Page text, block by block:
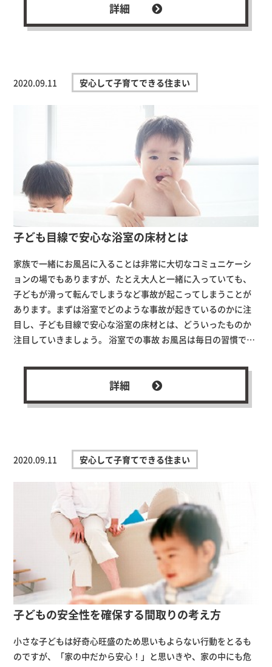
詳細
2020.09.11 安心して子育てできる住まい
子ども目線で安心な浴室の床材とは
家族で一緒にお風呂に入ることは非常に大切なコミュニケーシ
ョンの場でもありますが、たとえ大人と一緒に入っていても、
子どもが滑って転んでしまうなど事故が起こってしまうことが
あります。まずは浴室でどのような事故が起きているのかに注
目し、子ども目線で安心な浴室の床材とは、どういったものか
注目していきましょう。 浴室での事故 お風呂は毎日の習慣で…
詳細
2020.09.11 安心して子育てできる住まい
子どもの安全性を確保する間取りの考え方
小さな子どもは好奇心旺盛のため思いもよらない行動をとるも
のですが、「家の中だから安心！」と思いきや、家の中にも危